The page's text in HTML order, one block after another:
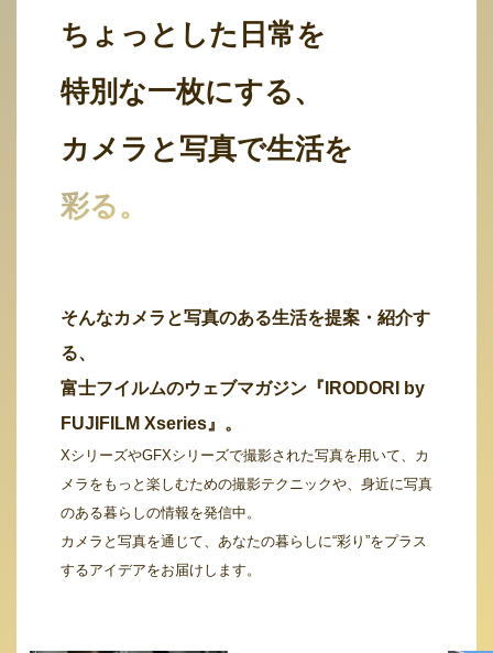
ちょっとした日常を
特別な一枚にする、
カメラと写真で生活を
彩る。
そんなカメラと写真のある生活を提案・紹介す
る、
富士フイルムのウェブマガジン『IRODORI by
FUJIFILM Xseries』。
XシリーズやGFXシリーズで撮影された写真を用いて、カ
メラをもっと楽しむための撮影テクニックや、身近に写真
のある暮らしの情報を発信中。
カメラと写真を通じて、あなたの暮らしに“彩り”をプラス
するアイデアをお届けします。